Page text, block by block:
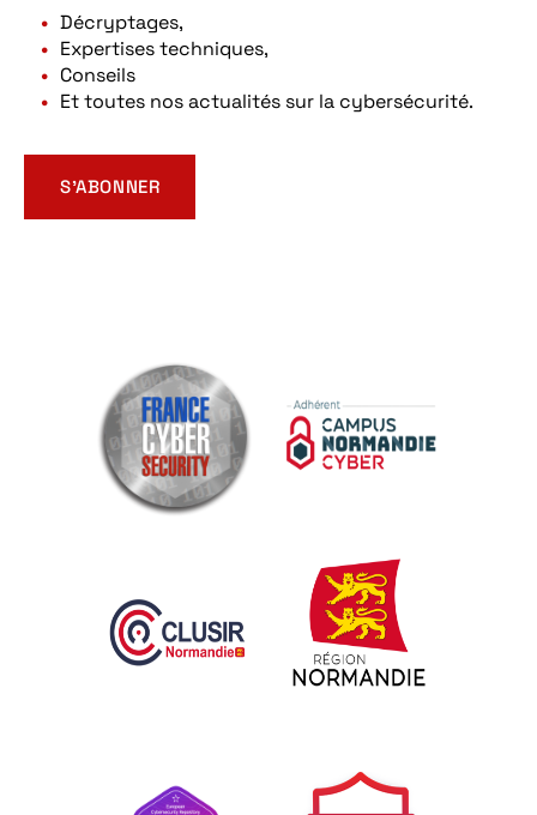
Décryptages,
Expertises techniques,
Conseils
Et toutes nos actualités sur la cybersécurité.
S’ABONNER